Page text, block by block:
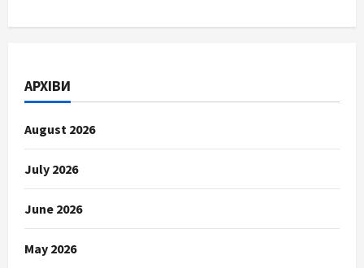
АРХІВИ
August 2026
July 2026
June 2026
May 2026